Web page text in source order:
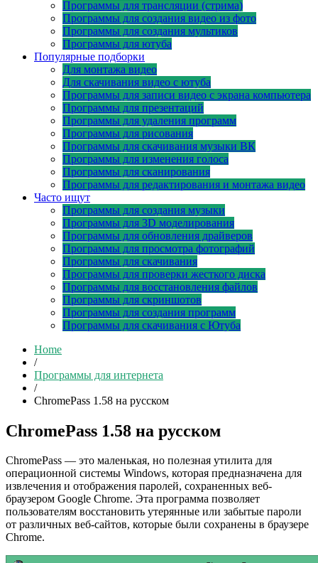
Программы для трансляции (стрима)
Программы для создания видео из фото
Программы для создания мультиков
Программы для ютуба
Популярные подборки
Для монтажа видео
Для скачивания видео с ютуба
Программы для записи видео с экрана компьютера
Программы для презентаций
Программы для удаления программ
Программы для рисования
Программы для скачивания музыки ВК
Программы для изменения голоса
Программы для сканирования
Программы для редактирования и монтажа видео
Часто ищут
Программы для создания музыки
Программы для 3D моделирования
Программы для обновления драйверов
Программы для просмотра фотографий
Программы для скачивания
Программы для проверки жесткого диска
Программы для восстановления файлов
Программы для скриншотов
Программы для создания программ
Программы для скачивания с Ютуба
Home
/
Программы для интернета
/
ChromePass 1.58 на русском
ChromePass 1.58 на русском
ChromePass — это маленькая, но полезная утилита для
операционной системы Windows, которая предназначена для
извлечения и отображения паролей, сохраненных веб-
браузером Google Chrome. Эта программа позволяет
пользователям восстановить утерянные или забытые пароли
от различных веб-сайтов, которые были сохранены в браузере
Chrome.